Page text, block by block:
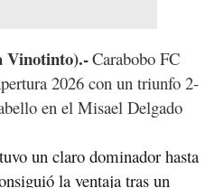
Vinotinto).-Carabobo FC
2026 con un triunfo 2-
en el Misael Delgado
un claro dominador hasta
la ventaja tras un